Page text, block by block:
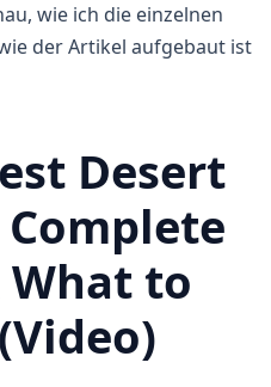
wie ich die einzelnen
der Artikel aufgebaut ist
Desert
What to